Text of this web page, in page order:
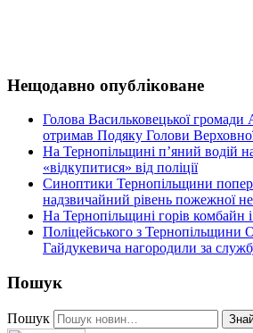
Нещодавно опубліковане
Голова Васильковецької
отримав Подяку Голови
На Тернопільщині п’яний водій
«відкупитися» від поліції
Синоптики Тернопільщини
надзвичайний рівень пожежної
На Тернопільщині горів комбайн
Поліцейського з Тернопільщини
Гайдукевича нагородили за
Пошук
Пошук